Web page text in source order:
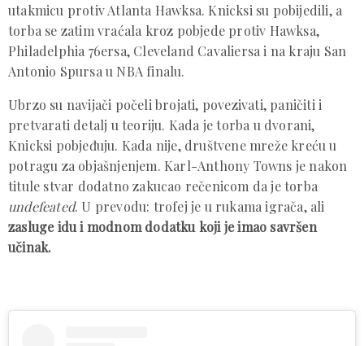
utakmicu protiv Atlanta Hawksa. Knicksi su pobijedili, a
torba se zatim vraćala kroz pobjede protiv Hawksa,
Philadelphia 76ersa, Cleveland Cavaliersa i na kraju San
Antonio Spursa u NBA finalu.
Ubrzo su navijači počeli brojati, povezivati, paničiti i
pretvarati detalj u teoriju. Kada je torba u dvorani,
Knicksi pobjeđuju. Kada nije, društvene mreže kreću u
potragu za objašnjenjem. Karl-Anthony Towns je nakon
titule stvar dodatno zakucao rečenicom da je torba
undefeated. U prevodu: trofej je u rukama igrača, ali
zasluge idu i modnom dodatku koji je imao savršen
učinak.